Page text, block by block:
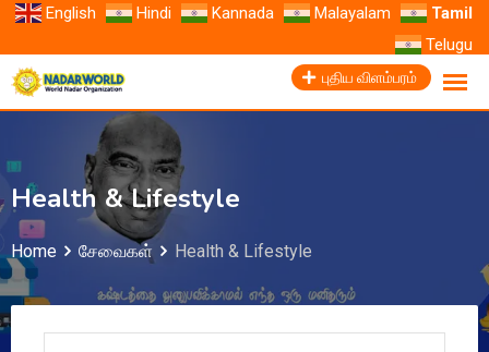
English Hindi Kannada Malayalam
Tamil
Telugu
புதிய விளம்பரம்
Health & Lifestyle
Home சேவைகள் Health & Lifestyle